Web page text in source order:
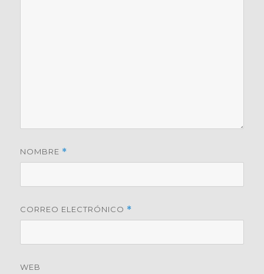
NOMBRE *
CORREO ELECTRÓNICO *
WEB